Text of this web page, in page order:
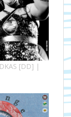
[DD] |